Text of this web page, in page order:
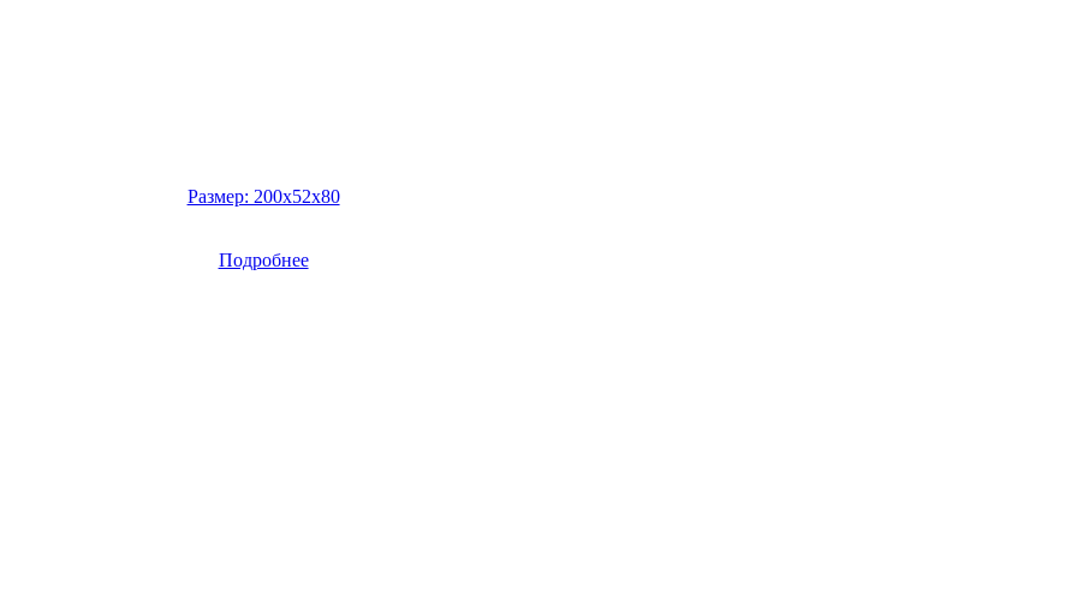
Размер: 200х52х80
Подробнее